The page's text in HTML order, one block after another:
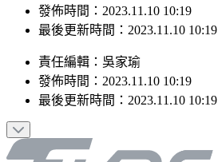
發佈時間：2023.11.10 10:19
最後更新時間：2023.11.10 10:19
責任編輯 ： 吳家瑜
發佈時間： 2023.11.10 10:19
最後更新時間： 2023.11.10 10:19